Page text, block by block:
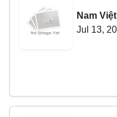
Nam
Jul 13,